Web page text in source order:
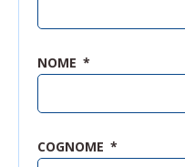
NOME
COGNOME